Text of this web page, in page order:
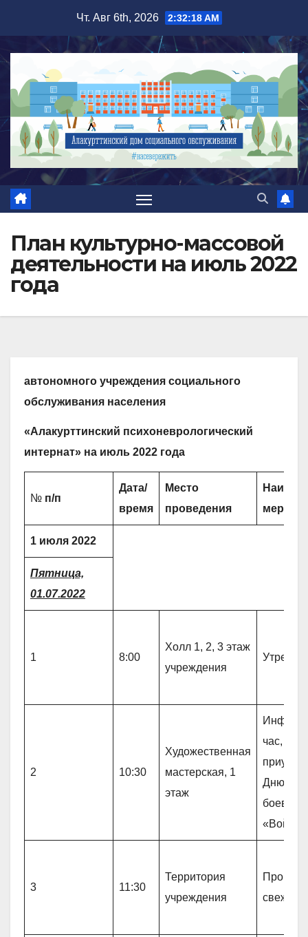
содержимому
Чт. Авг 6th, 2026 2:32:19 AM
План культурно-массовой
деятельности на июль 2022
года
автономного учреждения социального
обслуживания населения
«Алакурттинский психоневрологический
интернат» на июль 2022 года
№ п/п
Дата/
время
Место
проведения
1 июля 2022
Пятница,
01.07.2022
1 8:00
Холл 1, 2, 3 этаж
учреждения
2 10:30
Художественная
мастерская, 1
этаж
час,
Дню
боевых
«Война
3 11:30
Территория
учреждения
свежем